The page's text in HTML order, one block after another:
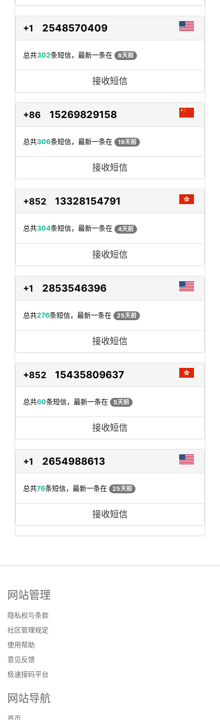
+1 2548570409
总共302条短信，最新一条在 8天前
接收短信
+86 15269829158
总共306条短信，最新一条在 19天前
接收短信
+852 13328154791
总共304条短信，最新一条在 4天前
接收短信
+1 2853546396
总共276条短信，最新一条在 25天前
接收短信
+852 15435809637
总共60条短信，最新一条在 5天前
接收短信
+1 2654988613
总共76条短信，最新一条在 25天前
接收短信
网站管理
隐私权与条款
社区管理规定
使用帮助
意见反馈
极速接码平台
网站导航